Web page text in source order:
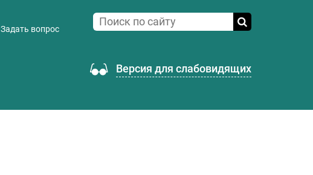
Задать вопрос
Версия для слабовидящих